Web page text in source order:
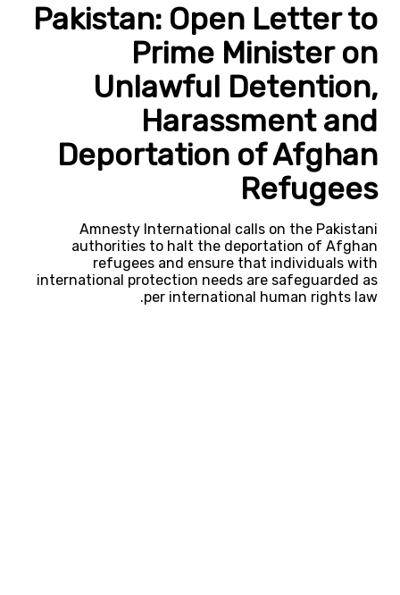
Pakistan: Open Letter to
Prime Minister on
Unlawful Detention,
Harassment and
Deportation of Afghan
Refugees
Amnesty International calls on the Pakistani
authorities to halt the deportation of Afghan
refugees and ensure that individuals with
international protection needs are safeguarded as
per international human rights law.